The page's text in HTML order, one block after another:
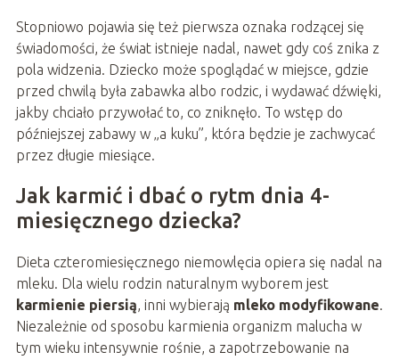
Stopniowo pojawia się też pierwsza oznaka rodzącej się
świadomości, że świat istnieje nadal, nawet gdy coś znika z
pola widzenia. Dziecko może spoglądać w miejsce, gdzie
przed chwilą była zabawka albo rodzic, i wydawać dźwięki,
jakby chciało przywołać to, co zniknęło. To wstęp do
późniejszej zabawy w „a kuku”, która będzie je zachwycać
przez długie miesiące.
Jak karmić i dbać o rytm dnia 4-
miesięcznego dziecka?
Dieta czteromiesięcznego niemowlęcia opiera się nadal na
mleku. Dla wielu rodzin naturalnym wyborem jest
karmienie piersią, inni wybierają mleko modyfikowane.
Niezależnie od sposobu karmienia organizm malucha w
tym wieku intensywnie rośnie, a zapotrzebowanie na